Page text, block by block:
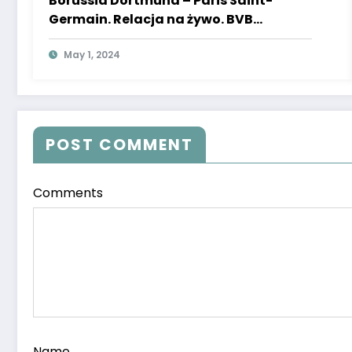
Germain. Relacja na żywo. BVB
prowadzi!
May 1, 2024
POST COMMENT
Comments